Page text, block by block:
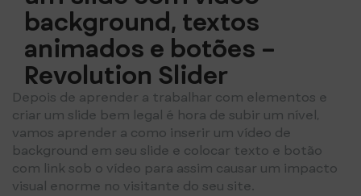
background, textos
animados e botões –
Revolution Slider
Depois de aprender a trabalhar com elementos e
criar um slide bem legal é hora de subir um nível,
vamos aprender a como inserir um vídeo de
background em seu slide e colocar texto e botão
com link sob o vídeo para assim causar um impacto
visual enorme no visitante do seu site.